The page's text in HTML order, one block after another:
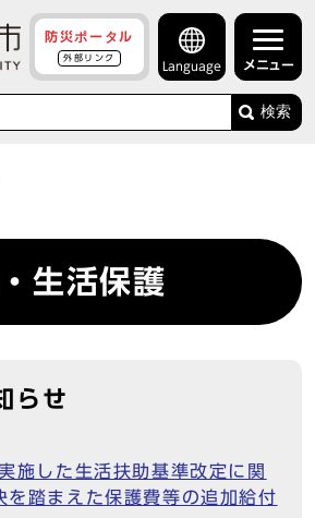
防災ポータル
外部リンク
Language メニュー
検索
生活保護
らせ
施した生活扶助基準改定に関
を踏まえた保護費等の追加給付